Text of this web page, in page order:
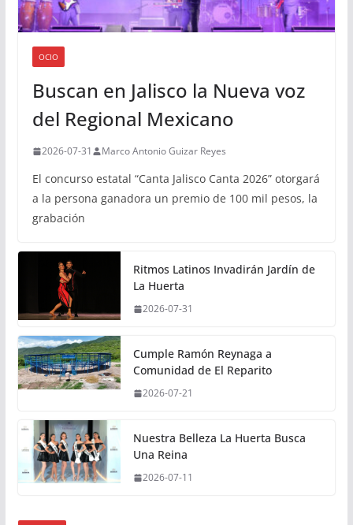
OCIO
Buscan en Jalisco la Nueva voz
del Regional Mexicano
2026-07-31 Marco Antonio Guizar Reyes
El concurso estatal “Canta Jalisco Canta 2026” otorgará
a la persona ganadora un premio de 100 mil pesos, la
grabación
Ritmos Latinos Invadirán Jardín de
La Huerta
2026-07-31
Cumple Ramón Reynaga a
Comunidad de El Reparito
2026-07-21
Nuestra Belleza La Huerta Busca
Una Reina
2026-07-11